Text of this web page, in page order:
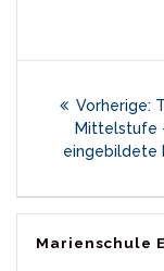
Vorherige:
Mittelstufe
eingebildete
Marienschule